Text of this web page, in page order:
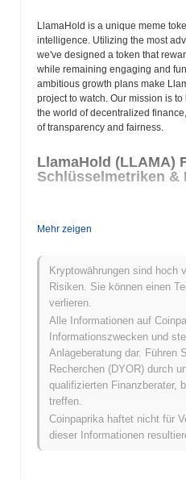
LlamaHold is a unique meme
intelligence. Utilizing the most
we've designed a token that
while remaining engaging and
ambitious growth plans make
project to watch. Our mission is
the world of decentralized
of transparency and fairness.
LlamaHold (LLAMA)
Schlüsselmetriken &
LlamaHold (LLAMA) ist weithin
decentralized
Was ist das aktuelle
LlamaHold?
In den letzten 24 Stunden
LlamaHold$0.00.
Was ist die
Vergangenheit?
Allzeithoch (ATH):
$0.00
Allzeittief (ATL):
$0.00
Mehr zeigen
Kryptowährungen sind hoch
Risiken. Sie können einen
verlieren.
Alle Informationen auf
Informationszwecken und
Anlageberatung dar. Führen
Recherchen (DYOR) durch
qualifizierten Finanzberater,
treffen.
Coinpaprika haftet nicht für
dieser Informationen